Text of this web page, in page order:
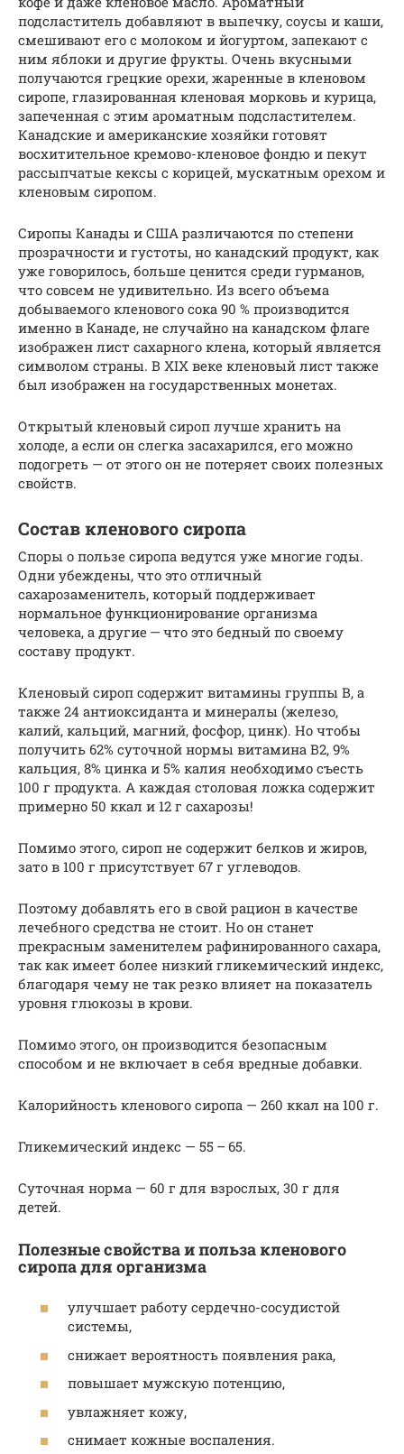
подсластитель добавляют в выпечку, соусы и каши,
смешивают его с молоком и йогуртом, запекают с
ним яблоки и другие фрукты. Очень вкусными
получаются грецкие орехи, жаренные в кленовом
сиропе, глазированная кленовая морковь и курица,
запеченная с этим ароматным подсластителем.
Канадские и американские хозяйки готовят
восхитительное кремово-кленовое фондю и пекут
рассыпчатые кексы с корицей, мускатным орехом и
кленовым сиропом.
Сиропы Канады и США различаются по степени
прозрачности и густоты, но канадский продукт, как
уже говорилось, больше ценится среди гурманов,
что совсем не удивительно. Из всего объема
добываемого кленового сока 90 % производится
именно в Канаде, не случайно на канадском флаге
изображен лист сахарного клена, который является
символом страны. В XIX веке кленовый лист также
был изображен на государственных монетах.
Открытый кленовый сироп лучше хранить на
холоде, а если он слегка засахарился, его можно
подогреть — от этого он не потеряет своих полезных
свойств.
Состав кленового сиропа
Споры о пользе сиропа ведутся уже многие годы.
Одни убеждены, что это отличный
сахарозаменитель, который поддерживает
нормальное функционирование организма
человека, а другие — что это бедный по своему
составу продукт.
Кленовый сироп содержит витамины группы В, а
также 24 антиоксиданта и минералы (железо,
калий, кальций, магний, фосфор, цинк). Но чтобы
получить 62% суточной нормы витамина В2, 9%
кальция, 8% цинка и 5% калия необходимо съесть
100 г продукта. А каждая столовая ложка содержит
примерно 50 ккал и 12 г сахарозы!
Помимо этого, сироп не содержит белков и жиров,
зато в 100 г присутствует 67 г углеводов.
Поэтому добавлять его в свой рацион в качестве
лечебного средства не стоит. Но он станет
прекрасным заменителем рафинированного сахара,
так как имеет более низкий гликемический индекс,
благодаря чему не так резко влияет на показатель
уровня глюкозы в крови.
Помимо этого, он производится безопасным
способом и не включает в себя вредные добавки.
Калорийность кленового сиропа — 260 ккал на 100 г.
Гликемический индекс — 55 – 65.
Суточная норма — 60 г для взрослых, 30 г для
детей.
Полезные свойства и польза кленового
сиропа для организма
улучшает работу сердечно-сосудистой
системы,
снижает вероятность появления рака,
повышает мужскую потенцию,
увлажняет кожу,
снимает кожные воспаления.